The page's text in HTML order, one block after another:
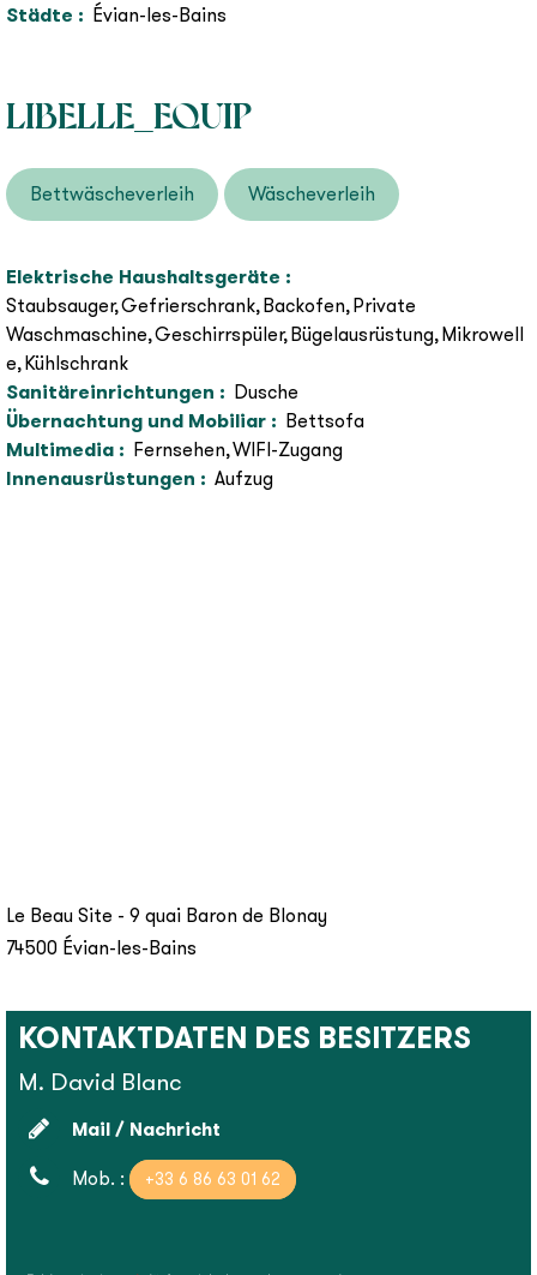
Städte : Évian-les-Bains
LIBELLE_EQUIP
Bettwäscheverleih Wäscheverleih
Elektrische Haushaltsgeräte :
Staubsauger Gefrierschrank Backofen Private
Waschmaschine Geschirrspüler Bügelausrüstung Mikrowell
e Kühlschrank
Sanitäreinrichtungen : Dusche
Übernachtung und Mobiliar : Bettsofa
Multimedia : Fernsehen WIFI-Zugang
Innenausrüstungen : Aufzug
Le Beau Site - 9 quai Baron de Blonay
74500 Évian-les-Bains
KONTAKTDATEN DES BESITZERS
M. David Blanc
Mail / Nachricht
Mob. :
+33 6 86 63 01 62